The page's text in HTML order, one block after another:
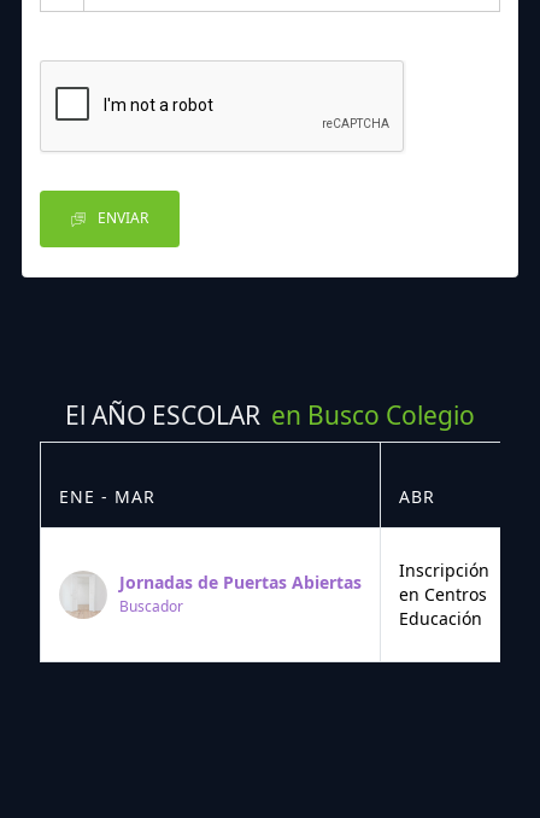
ENVIAR
El AÑO ESCOLAR en Busco Colegio
ENE - MAR ABR
Jornadas de Puertas Abiertas
Buscador
Inscripción
en Centros
Educación